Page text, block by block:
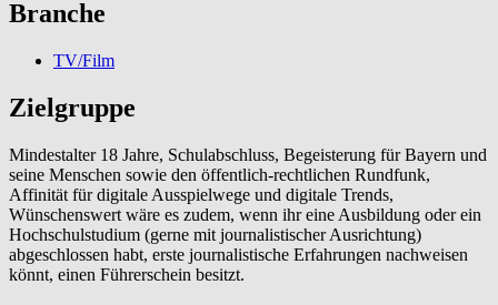
Branche
TV/Film
Zielgruppe
Mindestalter 18 Jahre, Schulabschluss, Begeisterung für Bayern und
seine Menschen sowie den öffentlich-rechtlichen Rundfunk,
Affinität für digitale Ausspielwege und digitale Trends,
Wünschenswert wäre es zudem, wenn ihr eine Ausbildung oder ein
Hochschulstudium (gerne mit journalistischer Ausrichtung)
abgeschlossen habt, erste journalistische Erfahrungen nachweisen
könnt, einen Führerschein besitzt.